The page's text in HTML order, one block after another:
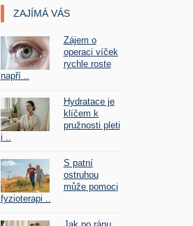
ZAJÍMÁ VÁS
Zájem o
operaci víček
rychle roste
napří ..
Hydratace je
klíčem k
pružnosti pleti
i ..
S patní
ostruhou
může pomoci
fyzioterapi ..
Jak po ránu